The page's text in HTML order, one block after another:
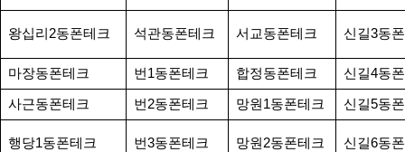
왕십리2동폰테크 석관동폰테크 서교동폰테크 신길3동
마장동폰테크 번1동폰테크 합정동폰테크
신길4동
사근동폰테크
번2동폰테크 망원1동폰테크 신길5동
행당1동폰테크 번3동폰테크 망원2동폰테크 신길6동